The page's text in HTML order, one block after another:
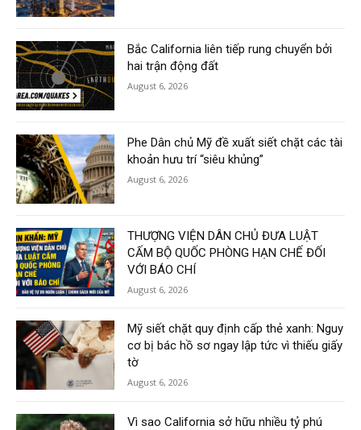
Bắc California liên tiếp rung chuyển bởi
hai trận động đất
August 6, 2026
Phe Dân chủ Mỹ đề xuất siết chặt các tài
khoản hưu trí “siêu khủng”
August 6, 2026
THƯỢNG VIỆN DÂN CHỦ ĐƯA LUẬT
CẤM BỘ QUỐC PHÒNG HẠN CHẾ ĐỐI
VỚI BÁO CHÍ
August 6, 2026
Mỹ siết chặt quy định cấp thẻ xanh: Nguy
cơ bị bác hồ sơ ngay lập tức vì thiếu giấy
tờ
August 6, 2026
Vì sao California sở hữu nhiều tỷ phú